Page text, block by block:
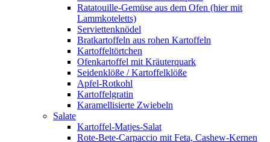
Ratatouille-Gemüse aus dem Ofen (hier mit
Lammkoteletts)
Serviettenknödel
Bratkartoffeln aus rohen Kartoffeln
Kartoffeltörtchen
Ofenkartoffel mit Kräuterquark
Seidenklöße / Kartoffelklöße
Apfel-Rotkohl
Kartoffelgratin
Karamellisierte Zwiebeln
Salate
Kartoffel-Matjes-Salat
Rote-Bete-Carpaccio mit Feta, Cashew-Kernen